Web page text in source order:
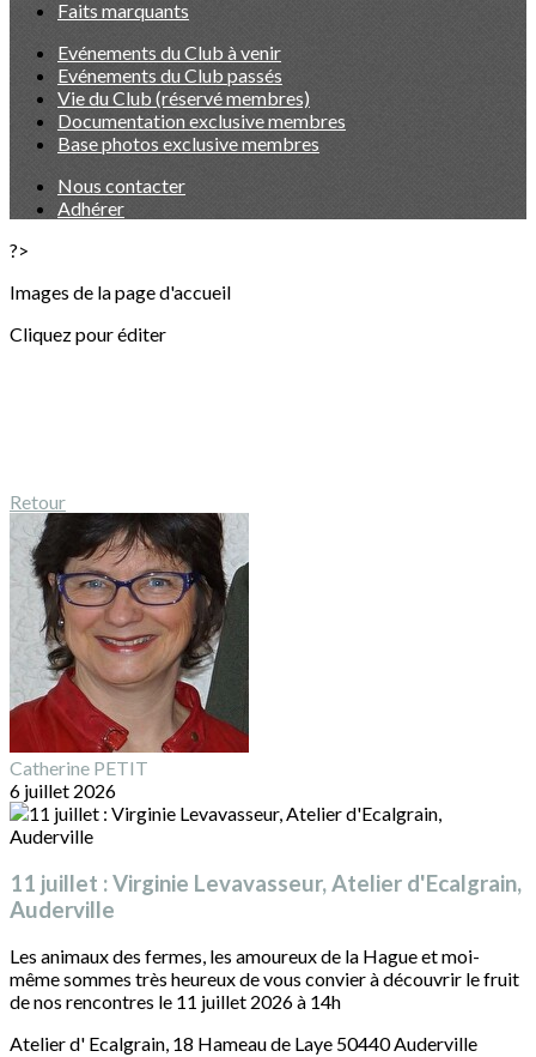
Faits marquants
Evénements du Club à venir
Evénements du Club passés
Vie du Club (réservé membres)
Documentation exclusive membres
Base photos exclusive membres
Nous contacter
Adhérer
?>
Images de la page d'accueil
Cliquez pour éditer
Retour
Catherine PETIT
6 juillet 2026
11 juillet : Virginie Levavasseur, Atelier d'Ecalgrain,
Auderville
Les animaux des fermes, les amoureux de la Hague et moi-
même sommes très heureux de vous convier à découvrir le fruit
de nos rencontres le 11 juillet 2026 à 14h
Atelier d' Ecalgrain, 18 Hameau de Laye 50440 Auderville